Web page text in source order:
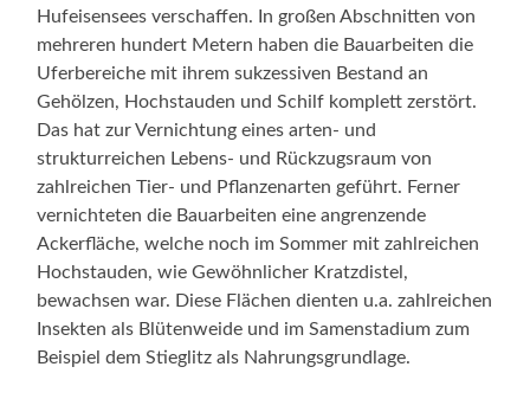
Hufeisensees verschaffen. In großen Abschnitten von
mehreren hundert Metern haben die Bauarbeiten die
Uferbereiche mit ihrem sukzessiven Bestand an
Gehölzen, Hochstauden und Schilf komplett zerstört.
Das hat zur Vernichtung eines arten- und
strukturreichen Lebens- und Rückzugsraum von
zahlreichen Tier- und Pflanzenarten geführt. Ferner
vernichteten die Bauarbeiten eine angrenzende
Ackerfläche, welche noch im Sommer mit zahlreichen
Hochstauden, wie Gewöhnlicher Kratzdistel,
bewachsen war. Diese Flächen dienten u.a. zahlreichen
Insekten als Blütenweide und im Samenstadium zum
Beispiel dem Stieglitz als Nahrungsgrundlage.